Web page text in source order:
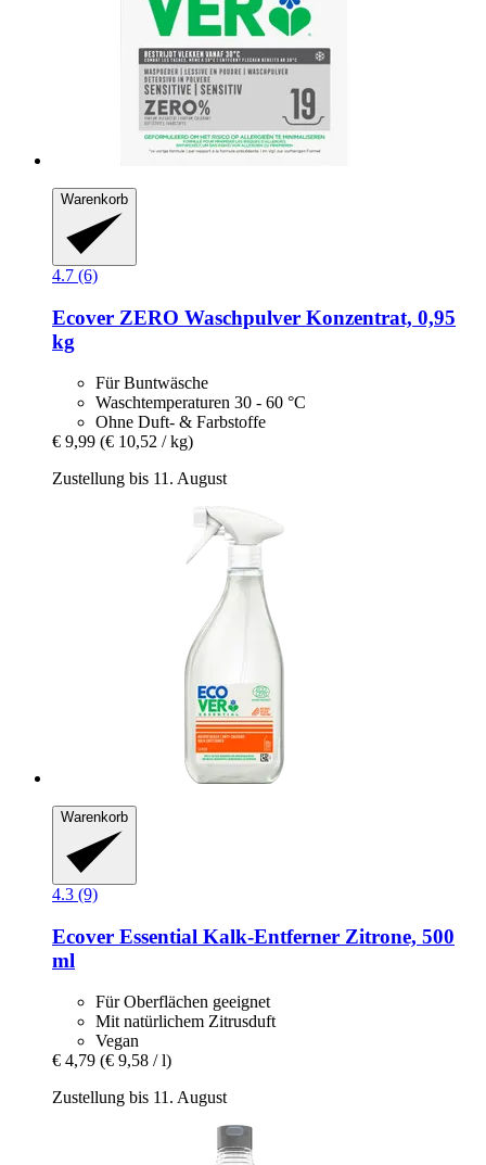
Warenkorb
4.7 (6)
Ecover ZERO Waschpulver Konzentrat, 0,95
kg
Für Buntwäsche
Waschtemperaturen 30 - 60 °C
Ohne Duft- & Farbstoffe
€ 9,99 (€ 10,52 / kg)
Zustellung bis 11. August
Warenkorb
4.3 (9)
Ecover Essential Kalk-​Entferner Zitrone, 500
ml
Für Oberflächen geeignet
Mit natürlichem Zitrusduft
Vegan
€ 4,79 (€ 9,58 / l)
Zustellung bis 11. August